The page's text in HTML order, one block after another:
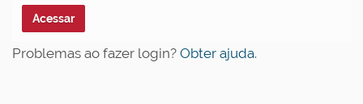
Problemas ao fazer login? Obter ajuda.